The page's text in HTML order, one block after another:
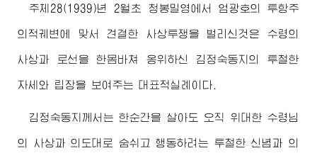
주체28(1939)년 2월초 청봉밀영에서 엄광호의 투항주
의적궤변에 맞서 견결한 사상투쟁을 벌리신것은 수령 의
사상과 로선을 한몸바쳐 옹위하신 김정숙동지의 투철한
자세와 립장을 보여주는 대표적실례이다.
김정숙동지 께서는 한순간을 살아도 오직 위대한 수령님
의 사상과 의도대로 숨쉬고 행동하려는 투철한 신념과 의